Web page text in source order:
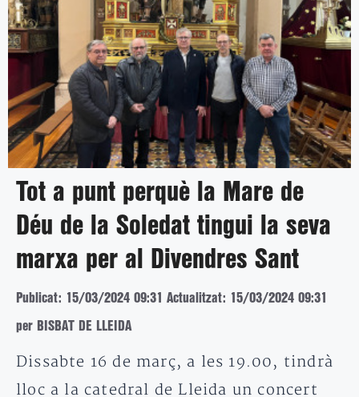
Tot a punt perquè la Mare de
Déu de la Soledat tingui la seva
marxa per al Divendres Sant
Publicat: 15/03/2024 09:31 Actualitzat: 15/03/2024 09:31
per BISBAT DE LLEIDA
Dissabte 16 de març, a les 19.00, tindrà
lloc a la catedral de Lleida un concert